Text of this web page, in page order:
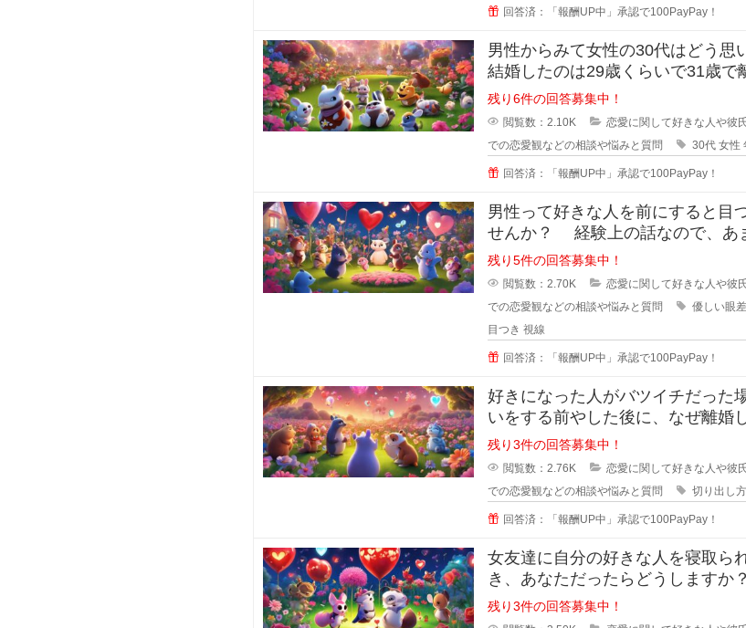
回答済：「報酬UP中」承認で100PayPay！
男性からみて女性の30代はどう思
結婚したのは29歳くらいで31歳で
が、30歳の誕生日の時に元旦
残り6件の回答募集中！
閲覧数：2.10K
恋愛に関して好きな人や彼
での恋愛観などの相談や悩みと質問
30代 女性
回答済：「報酬UP中」承認で100PayPay！
男性って好きな人を前にすると目
せんか？ 経験上の話なので、あ
いのですが... なんというか、
残り5件の回答募集中！
閲覧数：2.70K
恋愛に関して好きな人や彼
での恋愛観などの相談や悩みと質問
優しい眼
目つき 視線
回答済：「報酬UP中」承認で100PayPay！
好きになった人がバツイチだった
いをする前やした後に、なぜ離婚
ますか？ 離婚した原因を聞
残り3件の回答募集中！
閲覧数：2.76K
恋愛に関して好きな人や彼
での恋愛観などの相談や悩みと質問
切り出し方
回答済：「報酬UP中」承認で100PayPay！
女友達に自分の好きな人を寝取ら
き、あなただったらどうしますか？ 自分の友達
に好きな人の話をするのは女
残り3件の回答募集中！